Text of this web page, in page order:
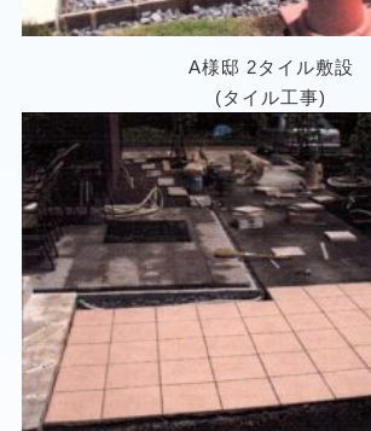
A様邸 2タイル敷設
(タイル工事)